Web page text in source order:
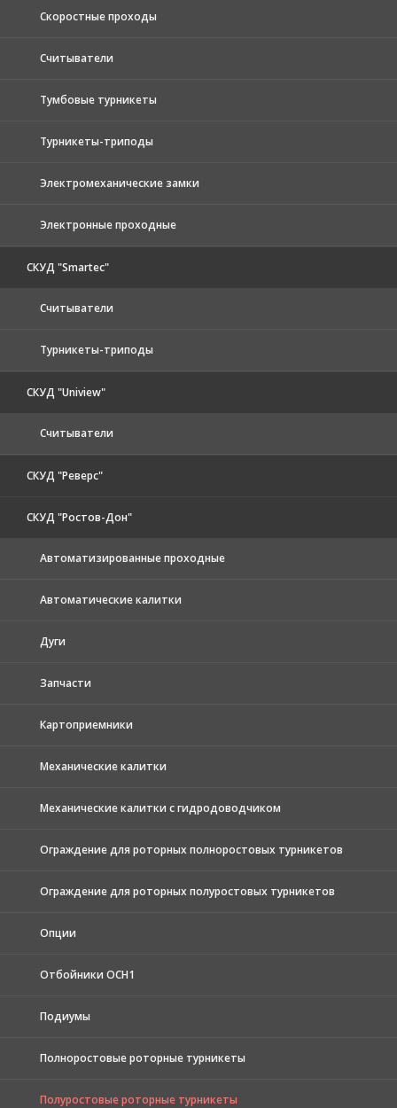
Скоростные проходы
Считыватели
Тумбовые турникеты
Турникеты-триподы
Электромеханические замки
Электронные проходные
СКУД "Smartec"
Считыватели
Турникеты-триподы
СКУД "Uniview"
Считыватели
СКУД "Реверс"
СКУД "Ростов-Дон"
Автоматизированные проходные
Автоматические калитки
Дуги
Запчасти
Картоприемники
Механические калитки
Механические калитки с гидродоводчиком
Ограждение для роторных полноростовых турникетов
Ограждение для роторных полуростовых турникетов
Опции
Отбойники ОСН1
Подиумы
Полноростовые роторные турникеты
Полуростовые роторные турникеты